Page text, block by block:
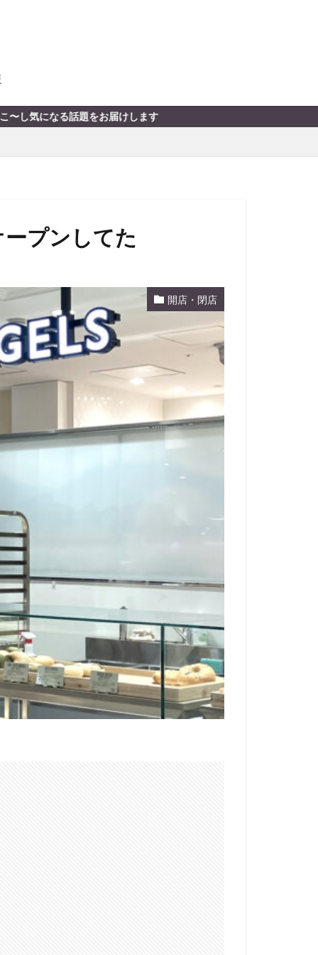
けします
プンしてた
開店・閉店